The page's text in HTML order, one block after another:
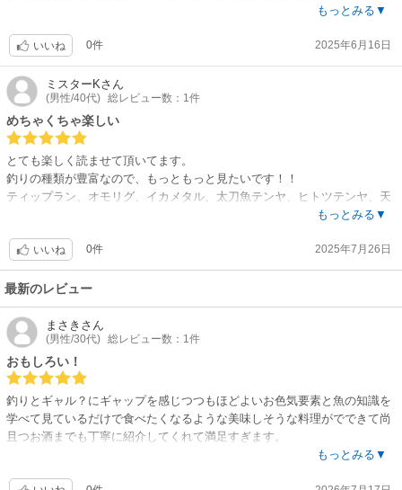
もっとみる▼
いいね 0件 2025年6月16日
ミスターKさん
(男性/40代) 総レビュー数：1件
めちゃくちゃ楽しい
とても楽しく読ませて頂いてます。
釣りの種類が豊富なので、もっともっと見たいです！！
ティップラン、オモリグ、イカメタル、太刀魚テンヤ、ヒトツテンヤ、天
もっとみる▼
いいね 0件 2025年7月26日
最新のレビュー
まさき さん
(男性/30代) 総レビュー数：1件
おもしろい！
釣りとギャル？にギャップを感じつつもほどよいお色気要素と魚の知識を
学べて見ているだけで食べたくなるような美味しそうな料理がでできて尚
且つお酒までも丁寧に紹介してくれて満足すぎます。
もっとみる▼